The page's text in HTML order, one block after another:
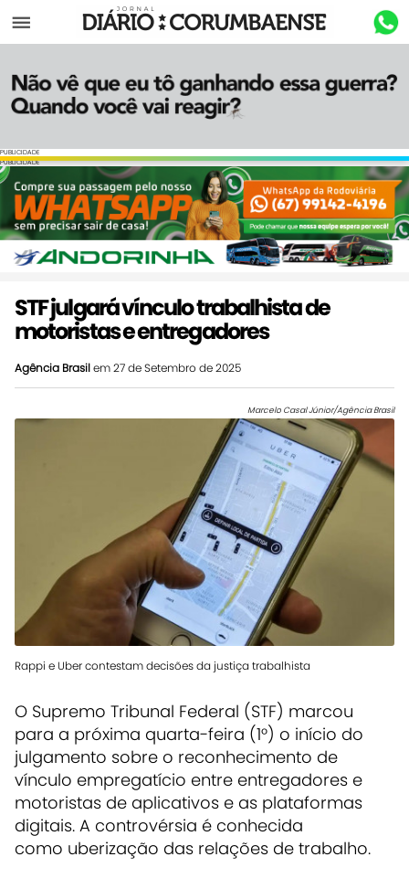
Menu
PUBLICIDADE
PUBLICIDADE
STF julgará vínculo trabalhista de
motoristas e entregadores
Agência Brasilem 27 de Setembro de 2025
Marcelo Casal Júnior/Agência Brasil
Rappi e Uber contestam decisões da justiça trabalhista
O Supremo Tribunal Federal (STF) marcou
para a próxima quarta-feira (1°) o início do
julgamento sobre o reconhecimento de
vínculo empregatício entre entregadores e
motoristas de aplicativos e as plataformas
digitais. A controvérsia é conhecida
como uberização das relações de trabalho.